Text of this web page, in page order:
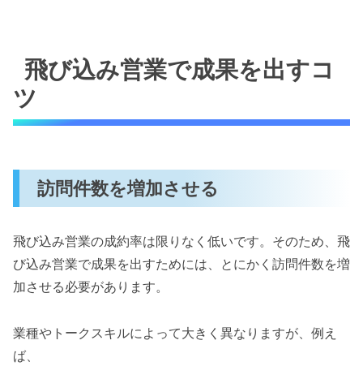
飛び込み営業で成果を出すコ
ツ
訪問件数を増加させる
飛び込み営業の成約率は限りなく低いです。そのため、飛
び込み営業で成果を出すためには、とにかく訪問件数を増
加させる必要があります。
業種やトークスキルによって大きく異なりますが、例え
ば、